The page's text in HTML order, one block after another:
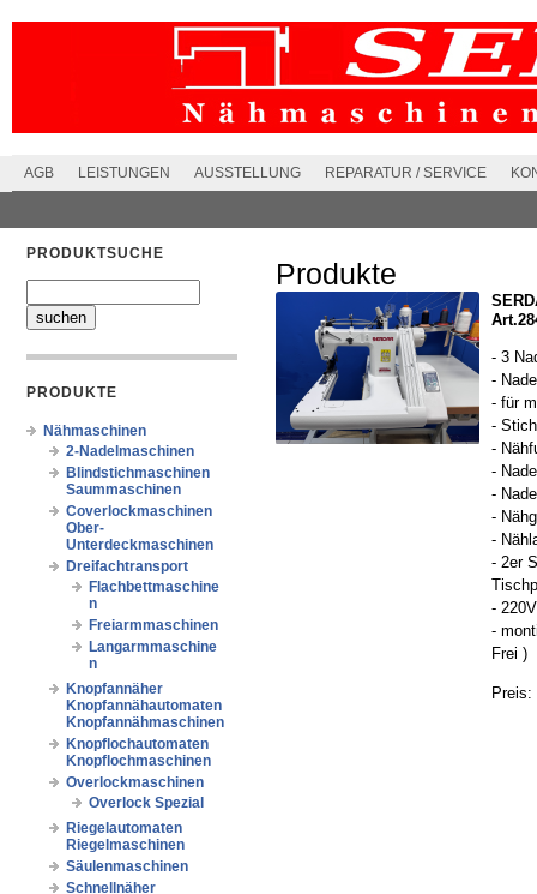
AGB LEISTUNGEN AUSSTELLUNG REPARATUR / SERVICE
PRODUKTSUCHE
PRODUKTE
Nähmaschinen
2-Nadelmaschinen
Blindstichmaschinen
Saummaschinen
Coverlockmaschinen
Ober-
Unterdeckmaschinen
Dreifachtransport
Flachbettmaschine
n
Freiarmmaschinen
Langarmmaschine
n
Knopfannäher
Knopfannähautomaten
Knopfannähmaschinen
Knopflochautomaten
Knopflochmaschinen
Overlockmaschinen
Overlock Spezial
Riegelautomaten
Riegelmaschinen
Säulenmaschinen
Schnellnäher
Produkte
- 3
-
- für
-
-
-
-
-
-
- 2er
-
-
Frei )
Preis: